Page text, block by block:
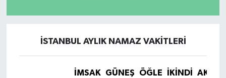
İSTANBUL AYLIK NAMAZ VAKITLERI
İMSAK GÜNEŞ ÖĞLE İKINDI